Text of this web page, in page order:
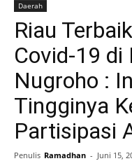
Daerah
Riau
Covid-19 di
Nugroho :
Tingginya
Partisipasi
Penulis Ramadhan - Juni 15,